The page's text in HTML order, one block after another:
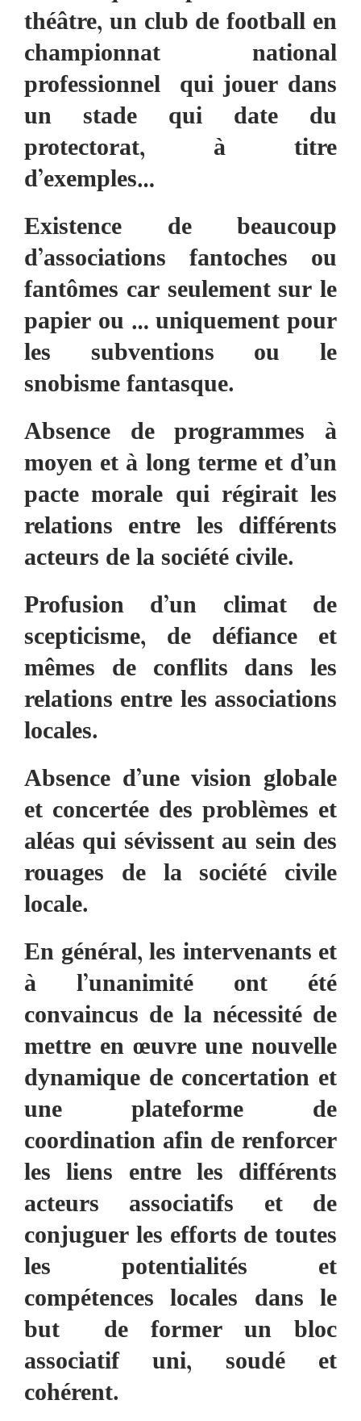
théâtre, un club de football en
championnat national
professionnel qui jouer dans
un stade qui date du
protectorat, à titre
d’exemples…
Existence de beaucoup
d’associations fantoches ou
fantômes car seulement sur le
papier ou … uniquement pour
les subventions ou le
snobisme fantasque.
Absence de programmes à
moyen et à long terme et d’un
pacte morale qui régirait les
relations entre les différents
acteurs de la société civile.
Profusion d’un climat de
scepticisme, de défiance et
mêmes de conflits dans les
relations entre les associations
locales.
Absence d’une vision globale
et concertée des problèmes et
aléas qui sévissent au sein des
rouages de la société civile
locale.
En général, les intervenants et
à l’unanimité ont été
convaincus de la nécessité de
mettre en œuvre une nouvelle
dynamique de concertation et
une plateforme de
coordination afin de renforcer
les liens entre les différents
acteurs associatifs et de
conjuguer les efforts de toutes
les potentialités et
compétences locales dans le
but de former un bloc
associatif uni, soudé et
cohérent.